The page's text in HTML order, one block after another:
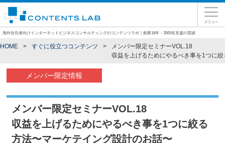
海外在住者向けインターネットビジネスコンサルティングのコンテンツラボ｜創業18年・3500名支援の実績
HOME すぐに役立つコンテンツ
メンバー限定セミナーVOL.18
収益を上げるためにやるべき事を1つに
メンバー限定情報
メンバー限定セミナーVOL.18
収益を上げるためにやるべき事を1つに絞る
方法〜マーケテイング設計のお話〜